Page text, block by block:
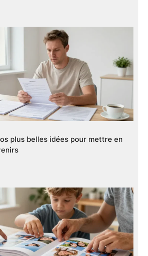
plus belles idées pour mettre en